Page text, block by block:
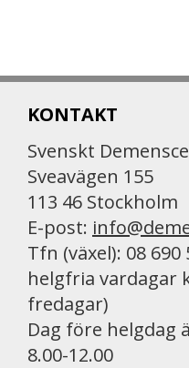
KONTAKT
Svenskt
Sveavägen 155
113 46 Stockholm
E-post:
Tfn (växel): 08 690
helgfria vardagar
fredagar)
Dag före helgdag
8.00-12.00